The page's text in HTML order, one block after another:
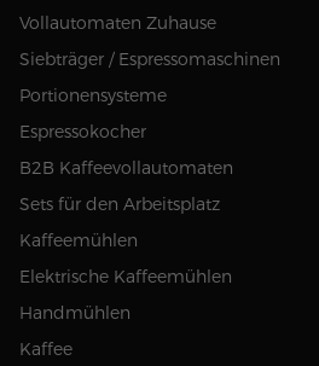
Vollautomaten Zuhause
Siebträger / Espressomaschinen
Portionensysteme
Espressokocher
B2B Kaffeevollautomaten
Sets für den Arbeitsplatz
Kaffeemühlen
Elektrische Kaffeemühlen
Handmühlen
Kaffee